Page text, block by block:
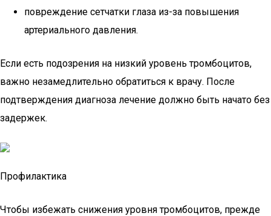
повреждение сетчатки глаза из-за повышения
артериального давления.
Если есть подозрения на низкий уровень тромбоцитов,
важно незамедлительно обратиться к врачу. После
подтверждения диагноза лечение должно быть начато без
задержек.
Профилактика
Чтобы избежать снижения уровня тромбоцитов, прежде